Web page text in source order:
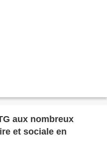
aux nombreux
et sociale en